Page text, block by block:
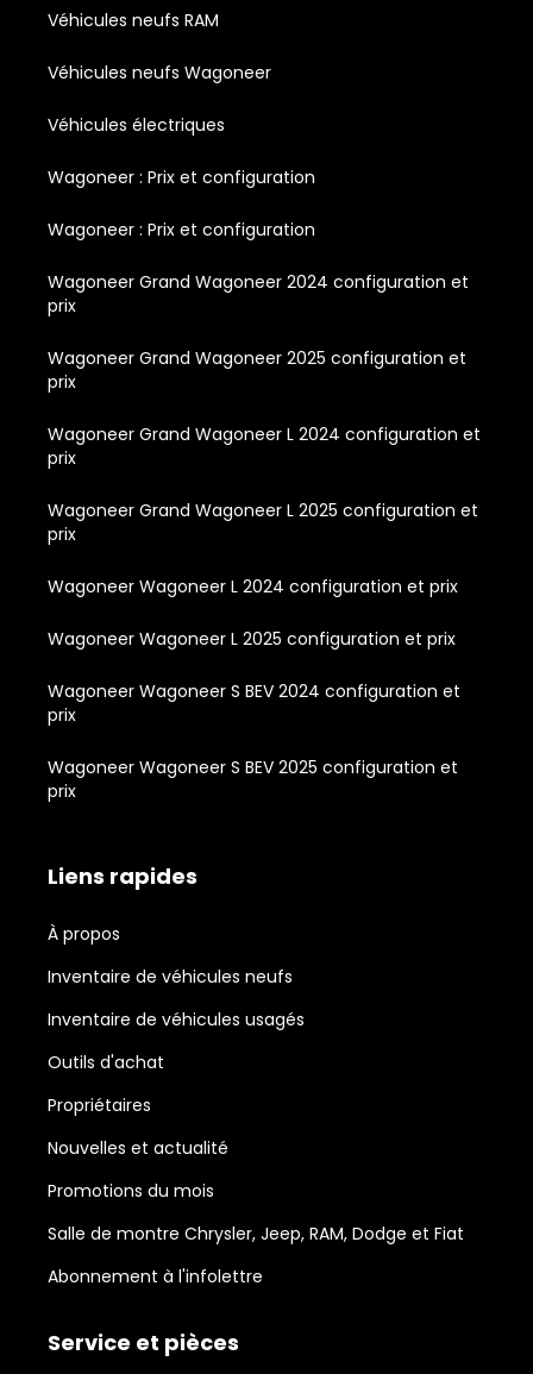
Véhicules neufs RAM
Véhicules neufs Wagoneer
Véhicules électriques
Wagoneer : Prix et configuration
Wagoneer : Prix et configuration
Wagoneer Grand Wagoneer 2024 configuration et
prix
Wagoneer Grand Wagoneer 2025 configuration et
prix
Wagoneer Grand Wagoneer L 2024 configuration et
prix
Wagoneer Grand Wagoneer L 2025 configuration et
prix
Wagoneer Wagoneer L 2024 configuration et prix
Wagoneer Wagoneer L 2025 configuration et prix
Wagoneer Wagoneer S BEV 2024 configuration et
prix
Wagoneer Wagoneer S BEV 2025 configuration et
prix
Liens rapides
À propos
Inventaire de véhicules neufs
Inventaire de véhicules usagés
Outils d'achat
Propriétaires
Nouvelles et actualité
Promotions du mois
Salle de montre Chrysler, Jeep, RAM, Dodge et Fiat
Abonnement à l'infolettre
Service et pièces